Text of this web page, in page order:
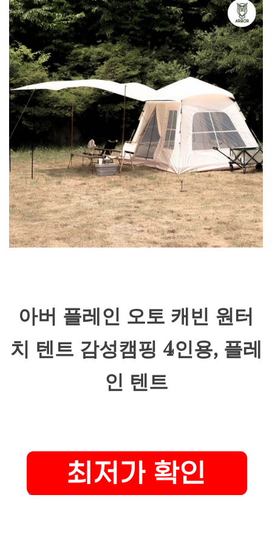
아버 플레인 오토 캐빈 원터
치 텐트 감성캠핑 4인용, 플레
인 텐트